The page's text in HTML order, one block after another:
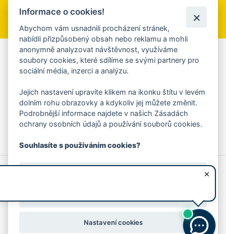
Přihlásit se k odběru
Aplikace Mobilní rozhlas
Chcete dostávat do svého mobilu či mailu upozornění na
ankety, pozvánky na kulturní a sportovní akce?
Více informací o aplikaci
© 2026 Magistrát města Zlína
Prohlášení o používání cookies
Informace o cookies!
Abychom vám usnadnili procházení stránek,
nabídli přizpůsobený obsah nebo reklamu a mohli
anonymně analyzovat návštěvnost, využíváme
soubory cookies, které sdílíme se svými partnery pro
sociální média, inzerci a analýzu.
Jejich nastavení upravíte klikem na ikonku štítu v levém
dolním rohu obrazovky a kdykoliv jej můžete změnit.
Podrobnější informace najdete v našich Zásadách
ochrany osobních údajů a používání souborů cookies.
Souhlasíte s používáním cookies?
Nastavení cookies